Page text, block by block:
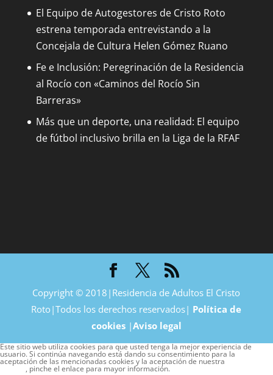
El Equipo de Autogestores de Cristo Roto
estrena temporada entrevistando a la
Concejala de Cultura Helen Gómez Ruano
Fe e Inclusión: Peregrinación de la Residencia
al Rocío con «Caminos del Rocío Sin
Barreras»
Más que un deporte, una realidad: El equipo
de fútbol inclusivo brilla en la Liga de la RFAF
Copyright © 2018|Residencia de Adultos El Cristo
Roto|Todos los derechos reservados| Política de
cookies|Aviso legal
Este sitio web utiliza cookies para que usted tenga la mejor experiencia de
usuario. Si continúa navegando está dando su consentimiento para la
aceptación de las mencionadas cookies y la aceptación de nuestra
cookies , pinche el enlace para mayor información.